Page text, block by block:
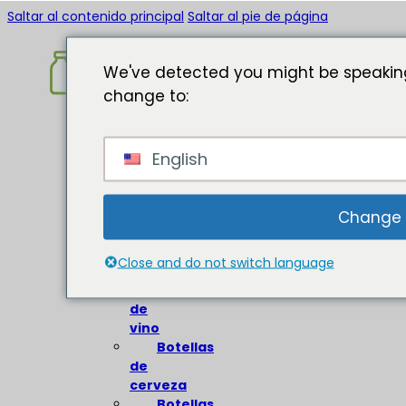
Saltar al contenido principal Saltar al pie de página
Inicio
Acerca
de
vidrio
de
vino
Botellas
de
cerveza
We've detected you might be
change to:
English
Close and do not switch language